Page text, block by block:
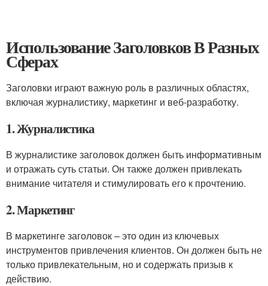
Использование Заголовков В Разных
Сферах
Заголовки играют важную роль в различных областях,
включая журналистику, маркетинг и веб-разработку.
1. Журналистика
В журналистике заголовок должен быть информативным
и отражать суть статьи. Он также должен привлекать
внимание читателя и стимулировать его к прочтению.
2. Маркетинг
В маркетинге заголовок – это один из ключевых
инструментов привлечения клиентов. Он должен быть не
только привлекательным, но и содержать призыв к
действию.